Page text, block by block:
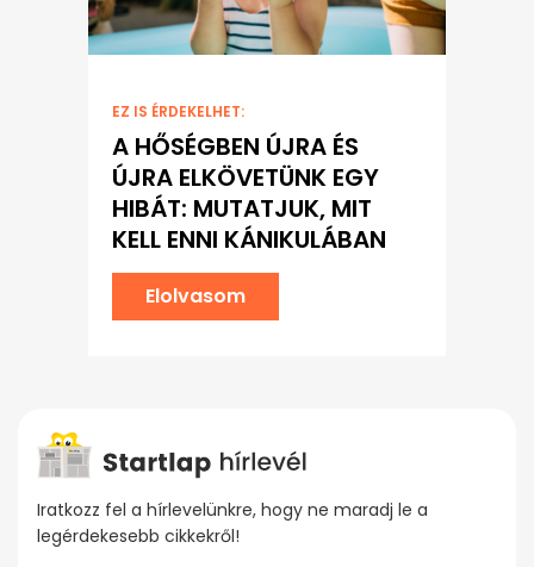
EZ IS ÉRDEKELHET:
A HŐSÉGBEN ÚJRA ÉS
ÚJRA ELKÖVETÜNK EGY
HIBÁT: MUTATJUK, MIT
KELL ENNI KÁNIKULÁBAN
Elolvasom
Iratkozz fel a hírlevelünkre, hogy ne maradj le a
legérdekesebb cikkekről!